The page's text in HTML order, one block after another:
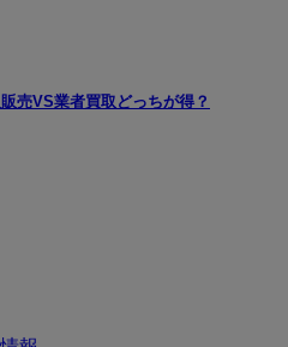
売VS業者買取どっちが得？